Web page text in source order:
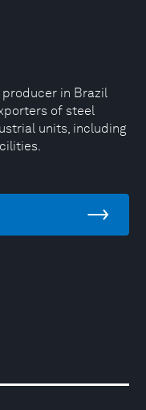
in Brazil
of steel
units, including